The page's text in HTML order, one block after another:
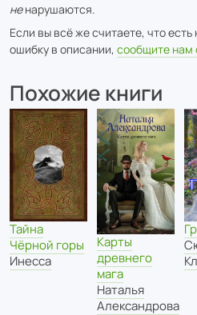
ненарушаются.
Если вы всё же считаете, что
ошибку в описании, сообщите нам
Похожие книги
Тайна
Чёрной горы
Инесса
Карты
древнего
мага
Наталья
Александрова